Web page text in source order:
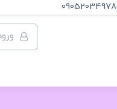
09052034978